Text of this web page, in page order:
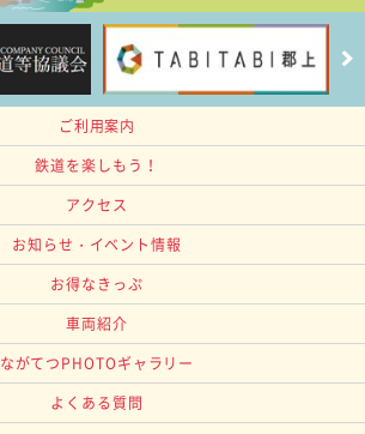
ご利用案内
鉄道を楽しもう！
アクセス
お知らせ・イベント情報
お得なきっぷ
車両紹介
ながてつPHOTOギャラリー
よくある質問